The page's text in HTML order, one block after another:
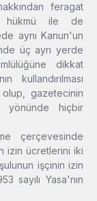
feragat
hükmü ile de
aynı Kanun'un
üç ayrı yerde
dikkat
kullandırılması
gazetecinin
yönünde hiçbir
çerçevesinde
izin ücretlerini iki
işçinin izin
sayılı Yasa'nın